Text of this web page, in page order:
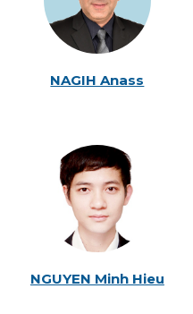
NAGIH Anass
Photo
NGUYEN Minh Hieu